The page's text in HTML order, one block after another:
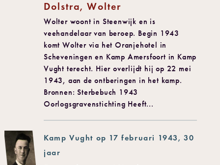
Dolstra, Wolter
Wolter woont in Steenwijk en is
veehandelaar van beroep. Begin 1943
komt Wolter via het Oranjehotel in
Scheveningen en Kamp Amersfoort in Kamp
Vught terecht. Hier overlijdt hij op 22 mei
1943, aan de ontberingen in het kamp.
Bronnen: Sterbebuch 1943
Oorlogsgravenstichting Heeft...
Kamp Vught op 17 februari 1943, 30
jaar